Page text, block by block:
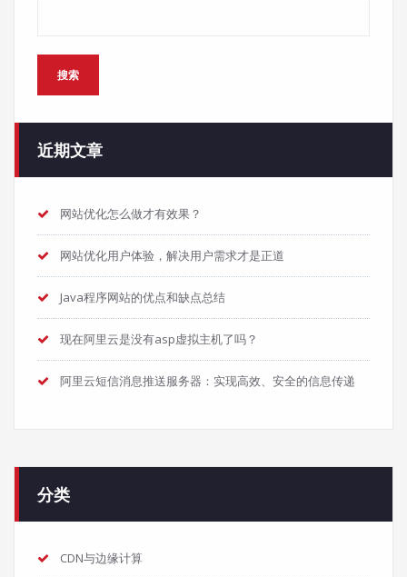
搜索
近期文章
网站优化怎么做才有效果？
网站优化用户体验，解决用户需求才是正道
Java程序网站的优点和缺点总结
现在阿里云是没有asp虚拟主机了吗？
阿里云短信消息推送服务器：实现高效、安全的信息传递
分类
CDN与边缘计算